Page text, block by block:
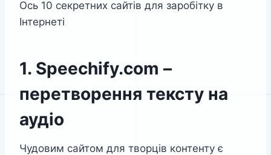
Ось 10 секретних сайтів для заробітку в
Інтернеті
1. Speechify.com –
перетворення тексту на
аудіо
Чудовим сайтом для творців контенту є